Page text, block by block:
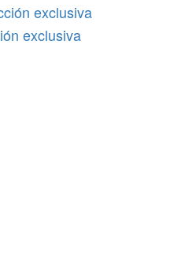
exclusiva
exclusiva